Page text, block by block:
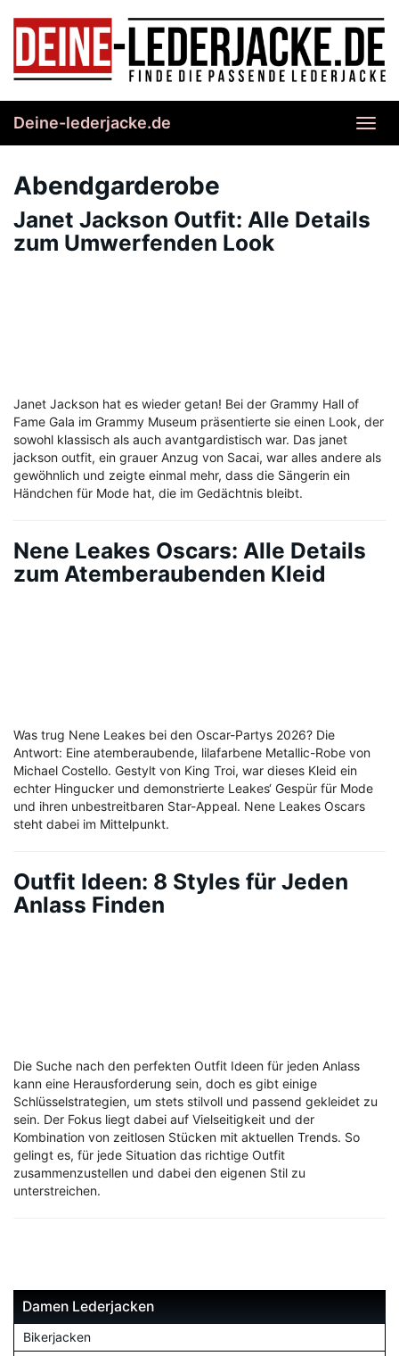
content
Deine-lederjacke.de
Abendgarderobe
Janet Jackson Outfit: Alle Details
zum Umwerfenden Look
Janet Jackson hat es wieder getan! Bei der Grammy Hall of
Fame Gala im Grammy Museum präsentierte sie einen Look, der
sowohl klassisch als auch avantgardistisch war. Das janet
jackson outfit, ein grauer Anzug von Sacai, war alles andere als
gewöhnlich und zeigte einmal mehr, dass die Sängerin ein
Händchen für Mode hat, die im Gedächtnis bleibt.
Nene Leakes Oscars: Alle Details
zum Atemberaubenden Kleid
Was trug Nene Leakes bei den Oscar-Partys 2026? Die
Antwort: Eine atemberaubende, lilafarbene Metallic-Robe von
Michael Costello. Gestylt von King Troi, war dieses Kleid ein
echter Hingucker und demonstrierte Leakes‘ Gespür für Mode
und ihren unbestreitbaren Star-Appeal. Nene Leakes Oscars
steht dabei im Mittelpunkt.
Outfit Ideen: 8 Styles für Jeden
Anlass Finden
Die Suche nach den perfekten Outfit Ideen für jeden Anlass
kann eine Herausforderung sein, doch es gibt einige
Schlüsselstrategien, um stets stilvoll und passend gekleidet zu
sein. Der Fokus liegt dabei auf Vielseitigkeit und der
Kombination von zeitlosen Stücken mit aktuellen Trends. So
gelingt es, für jede Situation das richtige Outfit
zusammenzustellen und dabei den eigenen Stil zu
unterstreichen.
Damen Lederjacken
Bikerjacken